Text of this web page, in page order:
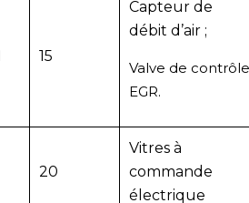
15
Capteur de
débit d’air ;
Valve de contrôle
EGR.
20
Vitres à
commande
électrique